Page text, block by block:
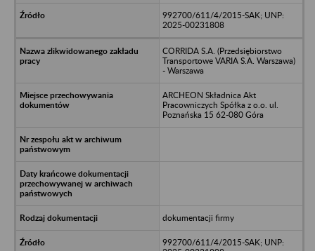
992700/611/4/2015-SAK; UNP:
2025-00231808
CORRIDA S.A. (Przedsiębiorstwo
Transportowe VARIA S.A. Warszawa)
- Warszawa
ARCHEON Składnica Akt
Pracowniczych Spółka z o.o. ul.
Poznańska 15 62-080 Góra
dokumentacji firmy
992700/611/4/2015-SAK; UNP: